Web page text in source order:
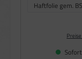
Haftfolie gem.